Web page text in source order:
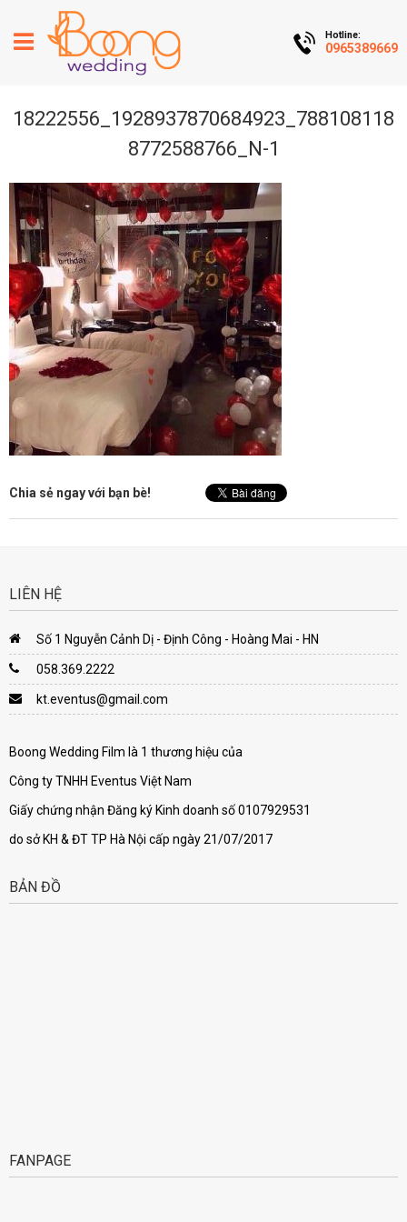
Hotline:
0965389669
18222556_1928937870684923_788108118
8772588766_N-1
Chia sẻ ngay với bạn bè!
LIÊN HỆ
Số 1 Nguyễn Cảnh Dị - Định Công - Hoàng Mai - HN
058.369.2222
kt.eventus@gmail.com
Boong Wedding Film là 1 thương hiệu của
Công ty TNHH Eventus Việt Nam
Giấy chứng nhận Đăng ký Kinh doanh số 0107929531
do sở KH & ĐT TP Hà Nội cấp ngày 21/07/2017
BẢN ĐỒ
FANPAGE